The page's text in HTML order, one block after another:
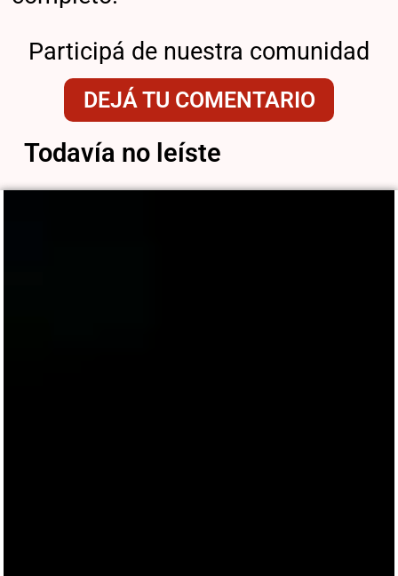
Participá de nuestra comunidad
DEJÁ TU COMENTARIO
Todavía no leíste